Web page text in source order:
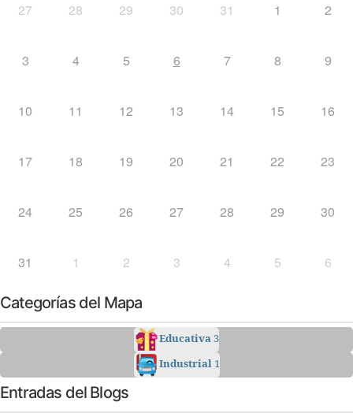
27
28 29 30 31 1 2
3 4 5 6 7 8 9
10 11 12 13 14 15 16
17 18 19 20 21 22 23
24 25 26 27 28 29 30
31 1 2 3 4 5 6
Categorías del Mapa
Educativa3
Industrial 1
Entradas del Blogs